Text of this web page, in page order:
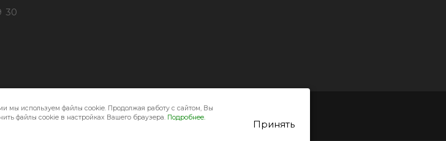
30
Город32 © 2026
мы используем файлы cookie. Продолжая работу с сайтом, Вы
файлы cookie в настройках Вашего браузера. Подробнее.
Принять